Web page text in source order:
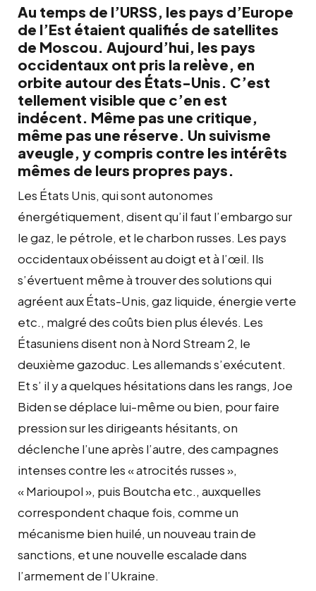
Au temps de l’URSS, les pays d’Europe
de l’Est étaient qualifiés de satellites
de Moscou. Aujourd’hui, les pays
occidentaux ont pris la relève, en
orbite autour des États-Unis. C’est
tellement visible que c’en est
indécent. Même pas une critique,
même pas une réserve. Un suivisme
aveugle, y compris contre les intérêts
mêmes de leurs propres pays.
Les États Unis, qui sont autonomes
énergétiquement, disent qu’il faut l’embargo sur
le gaz, le pétrole, et le charbon russes. Les pays
occidentaux obéissent au doigt et à l’œil. Ils
s’évertuent même à trouver des solutions qui
agréent aux États-Unis, gaz liquide, énergie verte
etc., malgré des coûts bien plus élevés. Les
Étasuniens disent non à Nord Stream 2, le
deuxième gazoduc. Les allemands s’exécutent.
Et s’ il y a quelques hésitations dans les rangs, Joe
Biden se déplace lui-même ou bien, pour faire
pression sur les dirigeants hésitants, on
déclenche l’une après l’autre, des campagnes
intenses contre les « atrocités russes »,
« Marioupol », puis Boutcha etc., auxquelles
correspondent chaque fois, comme un
mécanisme bien huilé, un nouveau train de
sanctions, et une nouvelle escalade dans
l’armement de l’Ukraine.